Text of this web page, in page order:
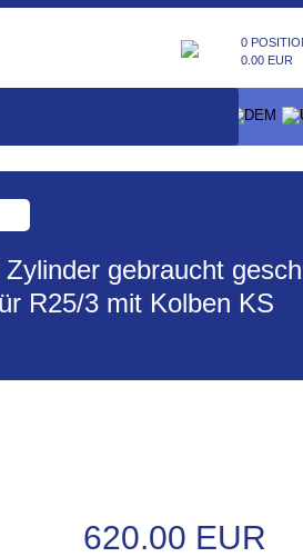
0
0.00 EUR
gebraucht
R25/3 mit Kolben KS
620.00 EUR